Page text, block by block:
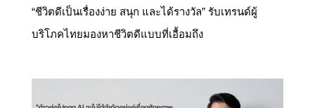
“ชีวิตดีเป็นเรื่องง่าย สนุก และได้รางวัล” รับเทรนด์ผู้
บริโภคไทยมองหาชีวิตดีแบบที่เอื้อมถึง